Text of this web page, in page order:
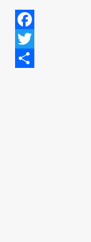
Facebook
Twitter